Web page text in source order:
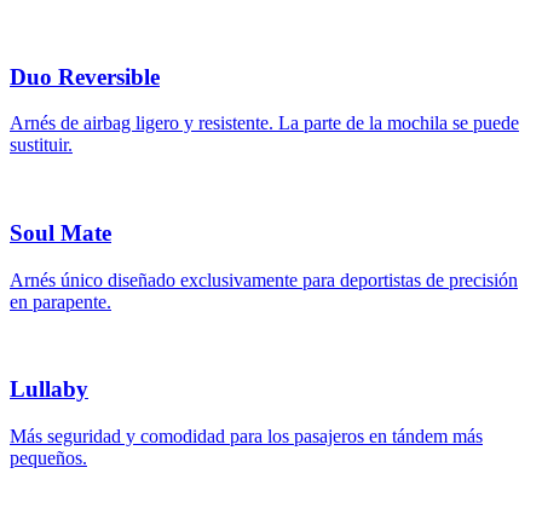
Duo Reversible
Arnés de airbag ligero y resistente. La parte de la mochila se puede
sustituir.
Soul Mate
Arnés único diseñado exclusivamente para deportistas de precisión
en parapente.
Lullaby
Más seguridad y comodidad para los pasajeros en tándem más
pequeños.